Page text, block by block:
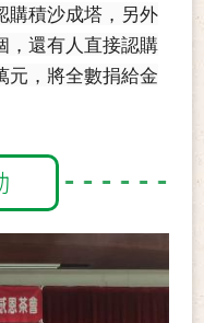
購積沙成塔，另外
，還有人直接認購
元，將全數捐給金